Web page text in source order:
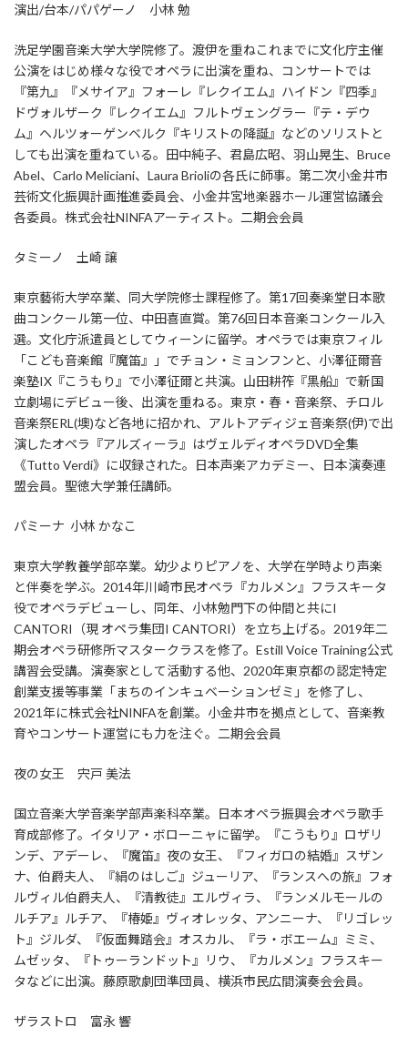
演出/台本/パパゲーノ 小林 勉
洗足学園音楽大学大学院修了。渡伊を重ねこれまでに文化庁主催
公演をはじめ様々な役でオペラに出演を重ね、コンサートでは
『第九』『メサイア』フォーレ『レクイエム』ハイドン『四季』
ドヴォルザーク『レクイエム』フルトヴェングラー『テ・デウ
ム』ヘルツォーゲンベルク『キリストの降誕』などのソリストと
しても出演を重ねている。田中純子、君島広昭、羽山晃生、Bruce
Abel、Carlo Meliciani、Laura Brioliの各氏に師事。第二次小金井市
芸術文化振興計画推進委員会、小金井宮地楽器ホール運営協議会
各委員。株式会社NINFAアーティスト。二期会会員
タミーノ 土崎 譲
東京藝術大学卒業、同大学院修士課程修了。第17回奏楽堂日本歌
曲コンクール第一位、中田喜直賞。第76回日本音楽コンクール入
選。文化庁派遣員としてウィーンに留学。オペラでは東京フィル
「こども音楽館『魔笛』」でチョン・ミョンフンと、小澤征爾音
楽塾IX『こうもり』で小澤征爾と共演。山田耕筰『黒船』で新国
立劇場にデビュー後、出演を重ねる。東京・春・音楽祭、チロル
音楽祭ERL(墺)など各地に招かれ、アルトアディジェ音楽祭(伊)で出
演したオペラ『アルズィーラ』はヴェルディオペラDVD全集
《Tutto Verdi》に収録された。日本声楽アカデミー、日本演奏連
盟会員。聖徳大学兼任講師。
パミーナ 小林 かなこ
東京大学教養学部卒業。幼少よりピアノを、大学在学時より声楽
と伴奏を学ぶ。2014年川崎市民オペラ『カルメン』フラスキータ
役でオペラデビューし、同年、小林勉門下の仲間と共にI
CANTORI（現 オペラ集団I CANTORI）を立ち上げる。2019年二
期会オペラ研修所マスタークラスを修了。Estill Voice Training公式
講習会受講。演奏家として活動する他、2020年東京都の認定特定
創業支援等事業「まちのインキュベーションゼミ」を修了し、
2021年に株式会社NINFAを創業。小金井市を拠点として、音楽教
育やコンサート運営にも力を注ぐ。二期会会員
夜の女王 宍戸 美法
国立音楽大学音楽学部声楽科卒業。日本オペラ振興会オペラ歌手
育成部修了。イタリア・ボローニャに留学。『こうもり』ロザリ
ンデ、アデーレ、『魔笛』夜の女王、『フィガロの結婚』スザン
ナ、伯爵夫人、『絹のはしご』ジューリア、『ランスへの旅』フォ
ルヴィル伯爵夫人、『清教徒』エルヴィラ、『ランメルモールの
ルチア』ルチア、『椿姫』ヴィオレッタ、アンニーナ、『リゴレッ
ト』ジルダ、『仮面舞踏会』オスカル、『ラ・ボエーム』ミミ、
ムゼッタ、『トゥーランドット』リウ、『カルメン』フラスキー
タなどに出演。藤原歌劇団準団員、横浜市民広間演奏会会員。
ザラストロ 富永 響